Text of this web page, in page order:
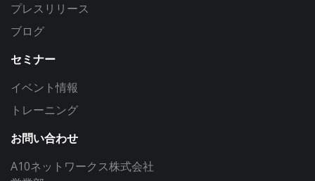
プレスリリース
ブログ
セミナー
イベント情報
トレーニング
お問い合わせ
A10ネットワークス株式会社